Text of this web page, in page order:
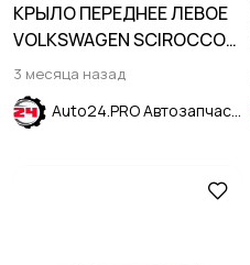
КРЫЛО ПЕРЕДНЕЕ ЛЕВОЕ
VOLKSWAGEN SCIROCCO
2008-2015
3 месяца назад
Auto24.PRO Автозапчасти